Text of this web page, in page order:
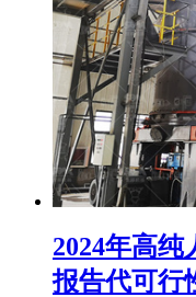
2024年高
报告代可行